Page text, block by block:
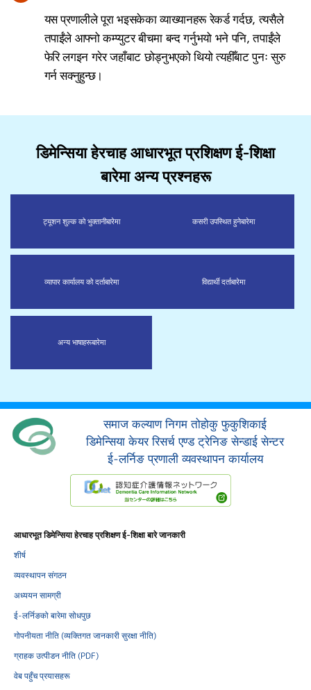
यस प्रणालीले पूरा भइसकेका व्याख्यानहरू रेकर्ड गर्दछ, त्यसैले
तपाईंले आफ्नो कम्प्युटर बीचमा बन्द गर्नुभयो भने पनि, तपाईंले
फेरि लगइन गरेर जहाँबाट छोड्नुभएको थियो त्यहीँबाट पुनः सुरु
गर्न सक्नुहुन्छ।
डिमेन्सिया हेरचाह आधारभूत प्रशिक्षण ई-शिक्षा
बारेमा अन्य प्रश्नहरू
ट्यूशन शुल्क को भुक्तानीबारेमा कसरी उपस्थित हुनेबारेमा
व्यापार कार्यालय को दर्ताबारेमा विद्यार्थी दर्ताबारेमा
अन्य भाषाहरूबारेमा
समाज कल्याण निगम तोहोकु फुकुशिकाई
डिमेन्सिया केयर रिसर्च एण्ड ट्रेनिङ सेन्डाई सेन्टर
ई-लर्निङ प्रणाली व्यवस्थापन कार्यालय
आधारभूत डिमेन्सिया हेरचाह प्रशिक्षण ई-शिक्षा बारे जानकारी
शीर्ष
व्यवस्थापन संगठन
अध्ययन सामग्री
ई-लर्निङको बारेमा सोधपुछ
गोपनीयता नीति (व्यक्तिगत जानकारी सुरक्षा नीति)
ग्राहक उत्पीडन नीति (PDF)
वेब पहुँच प्रयासहरू